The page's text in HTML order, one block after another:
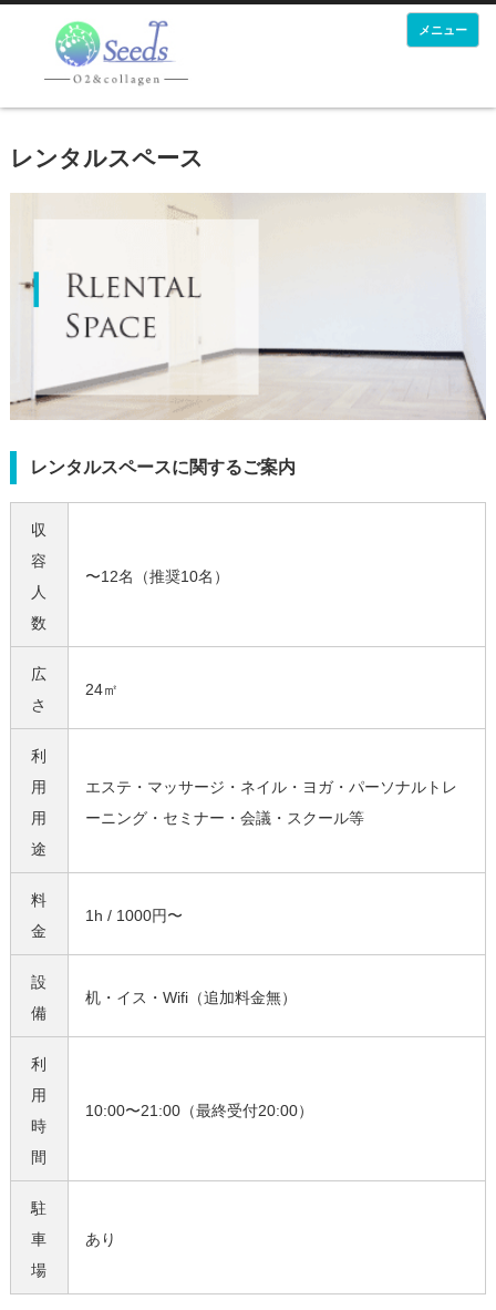
メニュー
レンタルスペース
レンタルスペースに関するご案内
収
容
人
数
〜12名（推奨10名）
広
さ
24㎡
利
用
用
途
エステ・マッサージ・ネイル・ヨガ・パーソナルトレ
ーニング・セミナー・会議・スクール等
料
金
1h / 1000円〜
設
備
机・イス・Wifi（追加料金無）
利
用
時
間
10:00〜21:00（最終受付20:00）
駐
車
場
あり